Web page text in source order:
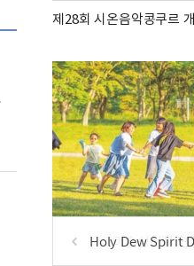
제28회 시온음악콩쿠르
Holy Dew Spirit